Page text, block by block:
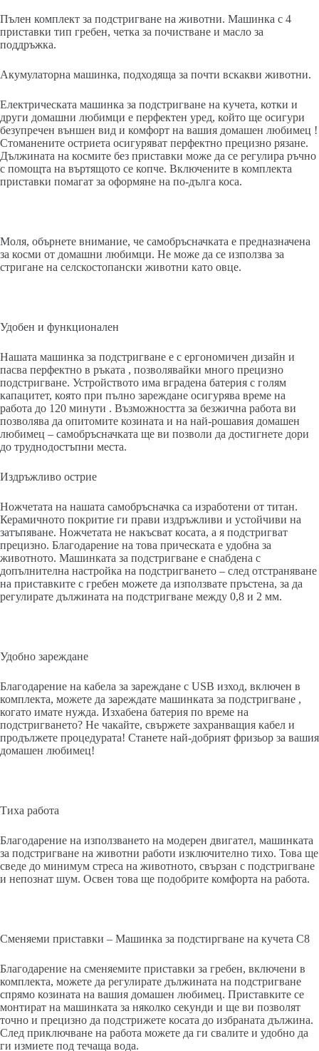
Пълен комплект за подстригване на животни. Машинка с 4
приставки тип гребен, четка за почистване и масло за
поддръжка.
Акумулаторна машинка, подходяща за почти вскакви животни.
Електрическата машинка за подстригване на кучета, котки и
други домашни любимци е перфектен уред, който ще осигури
безупречен външен вид и комфорт на вашия домашен любимец !
Стоманените остриета осигуряват перфектно прецизно рязане.
Дължината на космите без приставки може да се регулира ръчно
с помощта на въртящото се копче. Включените в комплекта
приставки помагат за оформяне на по-дълга коса.
Моля, обърнете внимание, че самобръсначката е предназначена
за косми от домашни любимци. Не може да се използва за
стригане на селскостопански животни като овце.
Удобен и функционален
Нашата машинка за подстригване е с ергономичен дизайн и
пасва перфектно в ръката , позволявайки много прецизно
подстригване. Устройството има вградена батерия с голям
капацитет, която при пълно зареждане осигурява време на
работа до 120 минути . Възможността за безжична работа ви
позволява да опитомите козината и на най-рошавия домашен
любимец – самобръсначката ще ви позволи да достигнете дори
до труднодостъпни места.
Издръжливо острие
Ножчетата на нашата самобръсначка са изработени от титан.
Керамичното покритие ги прави издръжливи и устойчиви на
затъпяване. Ножчетата не накъсват косата, а я подстригват
прецизно. Благодарение на това прическата е удобна за
животното. Машинката за подстригване е снабдена с
допълнителна настройка на подстригването – след отстраняване
на приставките с гребен можете да използвате пръстена, за да
регулирате дължината на подстригване между 0,8 и 2 мм.
Удобно зареждане
Благодарение на кабела за зареждане с USB изход, включен в
комплекта, можете да зареждате машинката за подстригване ,
когато имате нужда. Изхабена батерия по време на
подстригването? Не чакайте, свържете захранващия кабел и
продължете процедурата! Станете най-добрият фризьор за вашия
домашен любимец!
Тиха работа
Благодарение на използването на модерен двигател, машинката
за подстригване на животни работи изключително тихо. Това ще
сведе до минимум стреса на животното, свързан с подстригване
и непознат шум. Освен това ще подобрите комфорта на работа.
Сменяеми приставки – Машинка за подстиргване на кучета C8
Благодарение на сменяемите приставки за гребен, включени в
комплекта, можете да регулирате дължината на подстригване
спрямо козината на вашия домашен любимец. Приставките се
монтират на машинката за няколко секунди и ще ви позволят
точно и прецизно да подстрижете косата до избраната дължина.
След приключване на работа можете да ги свалите и удобно да
ги измиете под течаща вода.